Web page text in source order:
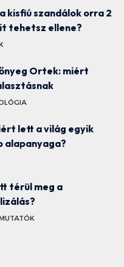
kisfiú szandálok orra 2
tehetsz ellene?
Ortek: miért
lett a világ egyik
alapanyaga?
térül meg a